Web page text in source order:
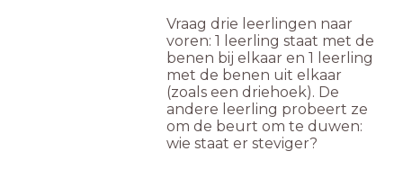
Vraag drie leerlingen naar
voren: 1 leerling staat met de
benen bij elkaar en 1 leerling
met de benen uit elkaar
(zoals een driehoek). De
andere leerling probeert ze
om de beurt om te duwen:
wie staat er steviger?